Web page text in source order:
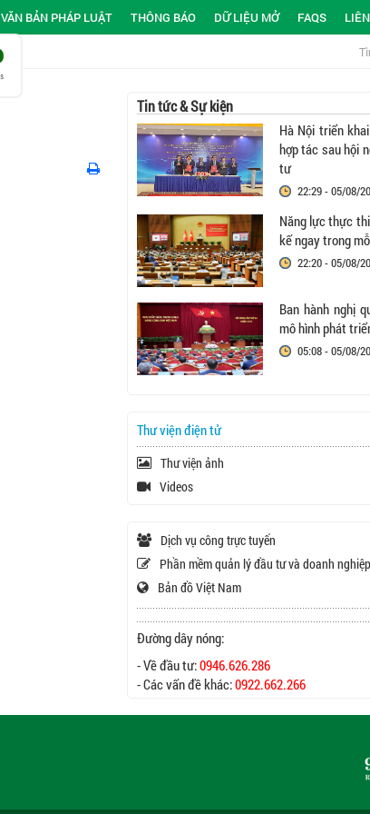
VĂN BẢN PHÁP LUẬT THÔNG BÁO DỮ LIỆU MỞ FAQS
Tin tức & Sự kiện
Hà Nội triển
hợp tác sau hội
tư
22:29 - 05/08/
Năng lực thực
kế ngay trong
22:20 - 05/08/
Ban hành nghị
mô hình phát
05:08 - 05/08/
Thư viện điện tử
Thư viện ảnh
Videos
Dịch vụ công trực tuyến
Phần mềm quản lý đầu tư và doanh nghiệp
Bản đồ Việt Nam
Đường dây nóng:
- Về đầu tư:0946.626.286
- Các vấn đề khác:0922.662.266